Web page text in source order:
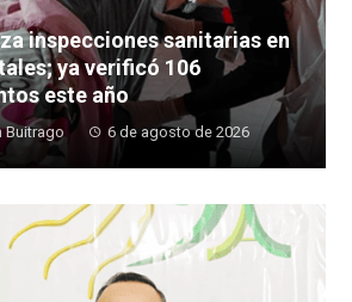
inspecciones sanitarias en
ya verificó 106
este año
Buitrago 6 de agosto de 2026